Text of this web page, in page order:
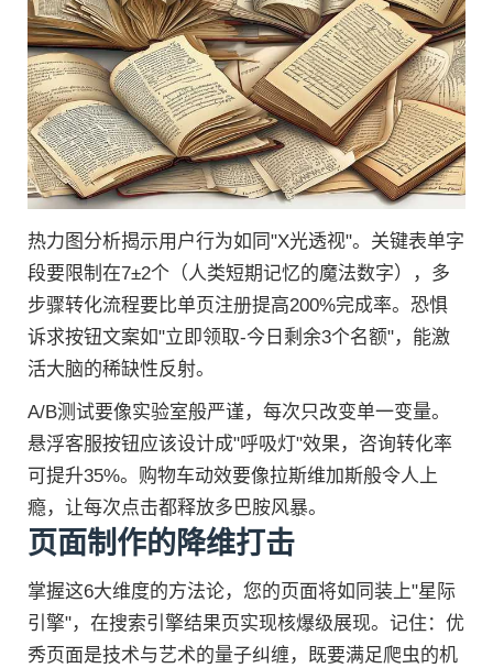
热力图分析揭示用户行为如同"X光透视"。关键表单字
段要限制在7±2个（人类短期记忆的魔法数字），多
步骤转化流程要比单页注册提高200%完成率。恐惧
诉求按钮文案如"立即领取-今日剩余3个名额"，能激
活大脑的稀缺性反射。
A/B测试要像实验室般严谨，每次只改变单一变量。
悬浮客服按钮应该设计成"呼吸灯"效果，咨询转化率
可提升35%。购物车动效要像拉斯维加斯般令人上
瘾，让每次点击都释放多巴胺风暴。
页面制作的降维打击
掌握这6大维度的方法论，您的页面将如同装上"星际
引擎"，在搜索引擎结果页实现核爆级展现。记住：优
秀页面是技术与艺术的量子纠缠，既要满足爬虫的机